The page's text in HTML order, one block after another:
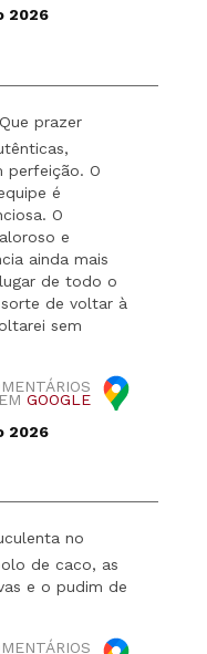
2026
prazer
perfeição. O
é
O
e
ainda mais
de todo o
de voltar à
sem
EM GOOGLE
2026
no
de caco, as
e o pudim de